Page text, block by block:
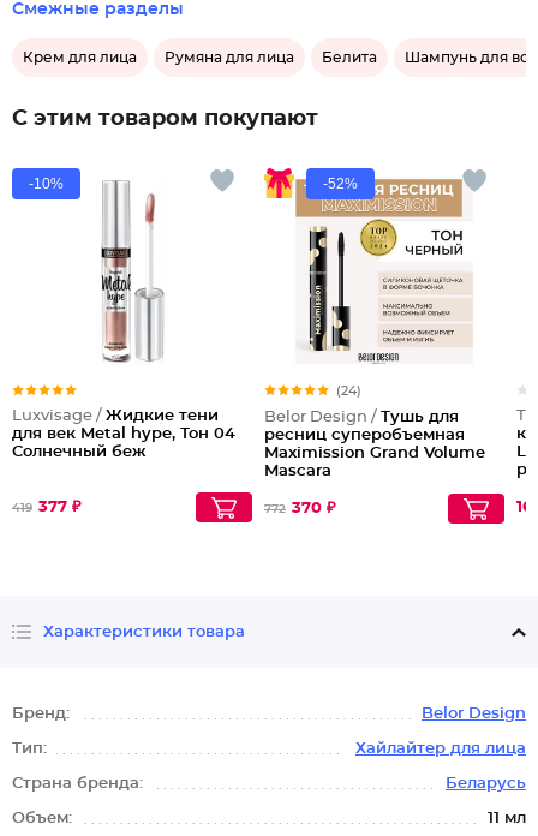
Смежные разделы
Крем для лица Румяна для лица Белита Шампунь для
С этим товаром покупают
-10%
Luxvisage / Жидкие тени
для век Metal hype, Тон 04
Солнечный беж
419 377 ₽
-52%
(24)
Belor Design / Тушь для
ресниц суперобъемная
Maximission Grand Volume
Mascara
772 370 ₽
Характеристики товара
Бренд: Belor Design
Тип: Хайлайтер для лица
Страна бренда: Беларусь
Объем: 11 мл